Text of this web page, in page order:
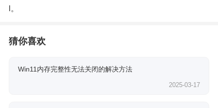
。
猜你喜欢
Win11内存完整性无法关闭的解决方法
2025-03-17